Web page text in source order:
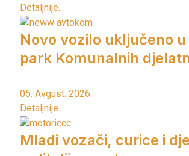
Detaljnije...
Novo vozilo uključeno
park Komunalnih
05. Avgust. 2026.
Detaljnije...
Mladi vozači, curice i